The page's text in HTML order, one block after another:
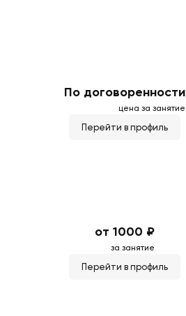
По договоренности
цена за занятие
Перейти в профиль
от 1000 ₽
за занятие
Перейти в профиль